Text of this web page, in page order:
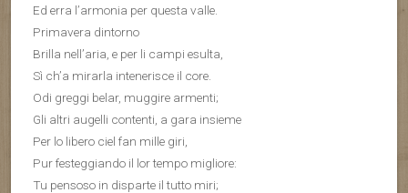
Ed erra l’armonia per questa valle.
Primavera dintorno
Brilla nell’aria, e per li campi esulta,
Sì ch’a mirarla intenerisce il core.
Odi greggi belar, muggire armenti;
Gli altri augelli contenti, a gara insieme
Per lo libero ciel fan mille giri,
Pur festeggiando il lor tempo migliore:
Tu pensoso in disparte il tutto miri;